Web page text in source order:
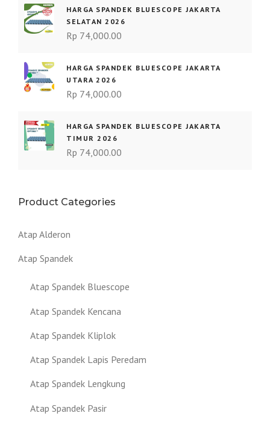
HARGA SPANDEK BLUESCOPE JAKARTA
SELATAN 2026
Rp 74,000.00
HARGA SPANDEK BLUESCOPE JAKARTA
UTARA 2026
Rp 74,000.00
HARGA SPANDEK BLUESCOPE JAKARTA
TIMUR 2026
Rp 74,000.00
Product Categories
Atap Alderon
Atap Spandek
Atap Spandek Bluescope
Atap Spandek Kencana
Atap Spandek Kliplok
Atap Spandek Lapis Peredam
Atap Spandek Lengkung
Atap Spandek Pasir